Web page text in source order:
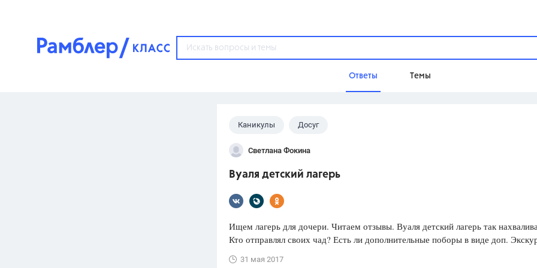
Ответы Темы
Популярные темы
3273 ответа
3460 ответов
ФИПИ
ответов
Учебники
Каникулы Досуг
Светлана Фокина
Вуаля детский лагерь
Ищем лагерь для дочери. Читаем отзывы. Вуаля детский лагерь так
Кто отправлял своих чад? Есть ли дополнительные поборы в виде доп.
31 мая 2017